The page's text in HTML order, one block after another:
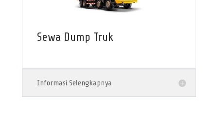
Sewa Dump Truk
Informasi Selengkapnya